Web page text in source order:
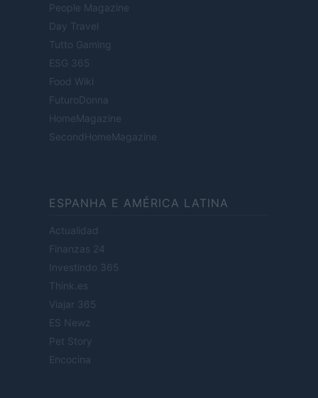
People Magazine
Day Travel
Tutto Gaming
ESG 365
Food Wiki
FuturoDonna
HomeMagazine
SecondHomeMagazine
ESPANHA E AMÉRICA LATINA
Actualidad
Finanzas 24
Investindo 365
Think.es
Viajar 365
ES Newz
Pet Story
Encocina